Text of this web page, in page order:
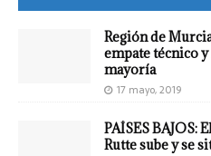
Región de
empate técnico
mayoría
17 mayo, 2019
PAÍSES BAJOS:
Rutte sube y se